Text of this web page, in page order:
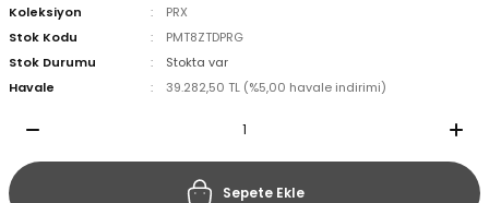
Koleksiyon
PRX
Stok Kodu
PMT8ZTDPRG
Stok Durumu
Stokta var
Havale
39.282,50 TL (%5,00 havale indirimi)
Sepete Ekle